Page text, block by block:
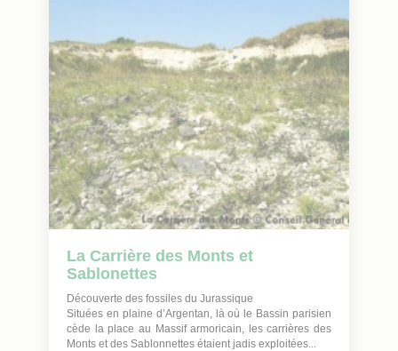
La Carrière des Monts et
Sablonettes
Découverte des fossiles du Jurassique
Situées en plaine d’Argentan, là où le Bassin parisien
cède la place au Massif armoricain, les carrières des
Monts et des Sablonnettes étaient jadis exploitées...